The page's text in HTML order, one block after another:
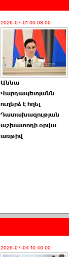
2026-07-01 00:08:00
Աննա
Վարդապետյանն
ուղերձ է հղել
Դատախազության
աշխատողի օրվա
առթիվ
2026-07-04 10:40:00